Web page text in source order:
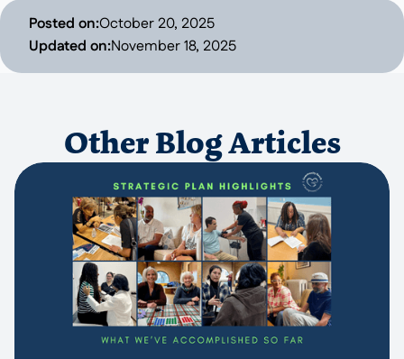
Posted on:October 20, 2025
Updated on:November 18, 2025
Other Blog Articles